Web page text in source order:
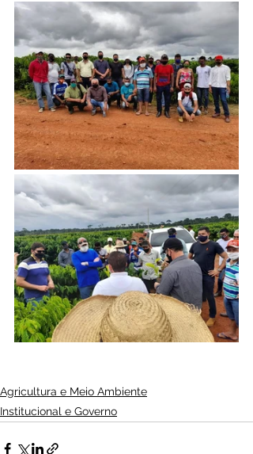
Agricultura e Meio Ambiente
Institucional e Governo